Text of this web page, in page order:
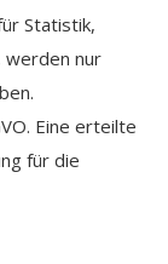
Statistik,
werden nur
Eine erteilte
für die